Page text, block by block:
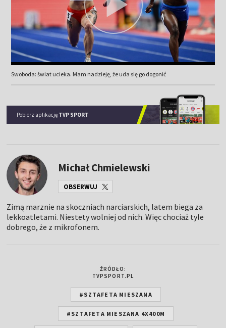
Swoboda: świat ucieka. Mam nadzieję, że uda się go dogonić
Pobierz aplikację TVP SPORT
Michał Chmielewski
OBSERWUJ
Zimą marznie na skoczniach narciarskich, latem biega za
lekkoatletami. Niestety wolniej od nich. Więc chociaż tyle
dobrego, że z mikrofonem.
ŹRÓDŁO:
TVPSPORT.PL
#SZTAFETA MIESZANA
#SZTAFETA MIESZANA 4X400M